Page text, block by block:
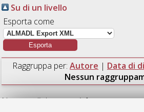
Su di un livello
Esporta come
Raggruppa per: Autore | Data di
Nessun
Numero di documenti:1.